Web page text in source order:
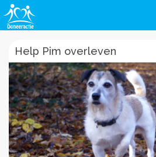
Help Pim overleven